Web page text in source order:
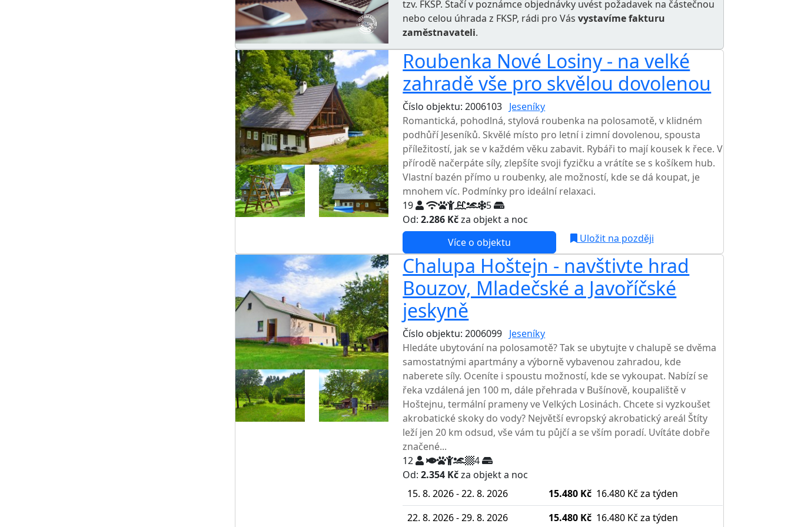
tzv. FKSP. Stačí v poznámce objednávky uvést požadavek na částečnou
nebo celou úhrada z FKSP, rádi pro Vásvystavíme fakturu
zaměstnavateli.
Roubenka Nové Losiny - na velké
zahradě vše pro skvělou dovolenou
Číslo objektu: 2006103 Jeseníky
Romantická, pohodlná, stylová roubenka na polosamotě, v klidném
podhůří Jeseníků. Skvělé místo pro letní i zimní dovolenou, spousta
příležitostí, jak se v každém věku zabavit. Rybáři to mají kousek k řece. V
přírodě načerpáte síly, zlepšíte svoji fyzičku a vrátíte se s košíkem hub.
Vlastní bazén přímo u roubenky, ale možností, kde se dá koupat, je
mnohem víc. Podmínky pro ideální relaxaci.
19
5
Od:2.286 Kčza objekt a noc
Více o objektu
Uložit na později
Chalupa Hoštejn - navštivte hrad
Bouzov, Mladečské a Javoříčské
jeskyně
Číslo objektu: 2006099 Jeseníky
Hledáte ubytování na polosamotě? Tak se ubytujte v chalupě se dvěma
samostatnými apartmány a výborně vybavenou zahradou, kde
naberete síly. Oceníte i spoustu možností, kde se vykoupat. Nabízí se
řeka vzdálená jen 100 m, dále přehrada v Bušínově, koupaliště v
Hoštejnu, termální prameny ve Velkých Losinách. Chcete si vyzkoušet
akrobatické skoky do vody? Největší evropský akrobatický areál Štíty
leží jen 20 km odsud, vše vám tu půjčí a se vším poradí. Uvítáte dobře
značené...
12
4
Od:2.354 Kčza objekt a noc
15. 8. 2026 - 22. 8. 2026
15.480 Kč 16.480 Kč za týden
22. 8. 2026 - 29. 8. 2026
15.480 Kč 16.480 Kč za týden